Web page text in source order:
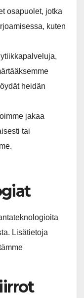
osapuolet, jotka
kuten
heidän
jakaa
tai
Lisätietoja